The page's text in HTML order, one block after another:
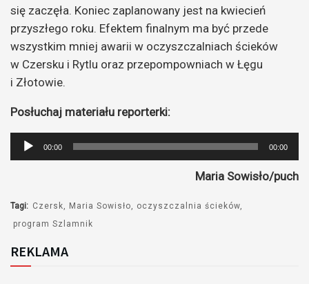
się zaczęła. Koniec zaplanowany jest na kwiecień
przyszłego roku. Efektem finalnym ma być przede
wszystkim mniej awarii w oczyszczalniach ścieków
w Czersku i Rytlu oraz przepompowniach w Łęgu
i Złotowie.
Posłuchaj materiału reporterki:
Odtwarzacz
plików
00:00 00:00
Maria Sowisło/puch
Tagi: Czersk Maria Sowisło
oczyszczalnia ścieków
program Szlamnik
REKLAMA